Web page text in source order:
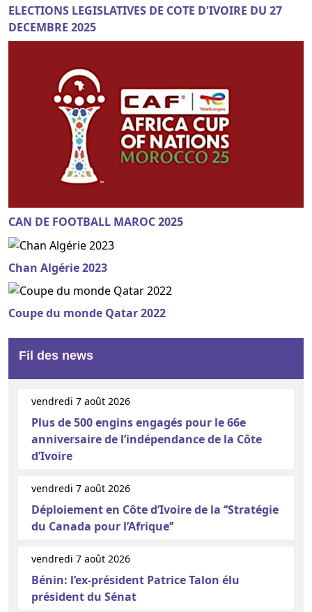
ELECTIONS LEGISLATIVES DE COTE D'IVOIRE DU 27
DECEMBRE 2025
CAN DE FOOTBALL MAROC 2025
Chan Algérie 2023
Coupe du monde Qatar 2022
Fil des news
vendredi 7 août 2026
Plus de 500 engins engagés pour le 66e
anniversaire de l’indépendance de la Côte
d’Ivoire
vendredi 7 août 2026
Déploiement en Côte d’Ivoire de la ‘‘Stratégie
du Canada pour l’Afrique’’
vendredi 7 août 2026
Bénin: l’ex-président Patrice Talon élu
président du Sénat